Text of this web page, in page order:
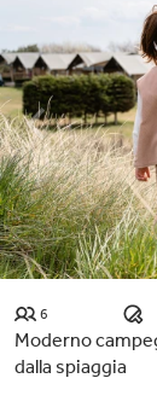
6
Moderno
dalla spiaggia